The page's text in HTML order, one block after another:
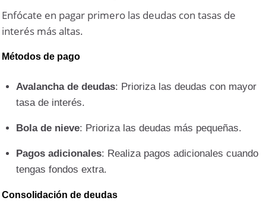
Enfócate en pagar primero las deudas con tasas de
interés más altas.
Métodos de pago
Avalancha de deudas: Prioriza las deudas con mayor
tasa de interés.
Bola de nieve: Prioriza las deudas más pequeñas.
Pagos adicionales: Realiza pagos adicionales cuando
tengas fondos extra.
Consolidación de deudas